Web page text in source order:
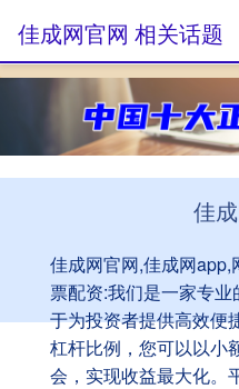
佳
佳成网官网,佳成网
票配资:我们是一家专
于为投资者提供高效便
杠杆比例，您可以以小
会，实现收益最大化。
佳成网官网 相关话题